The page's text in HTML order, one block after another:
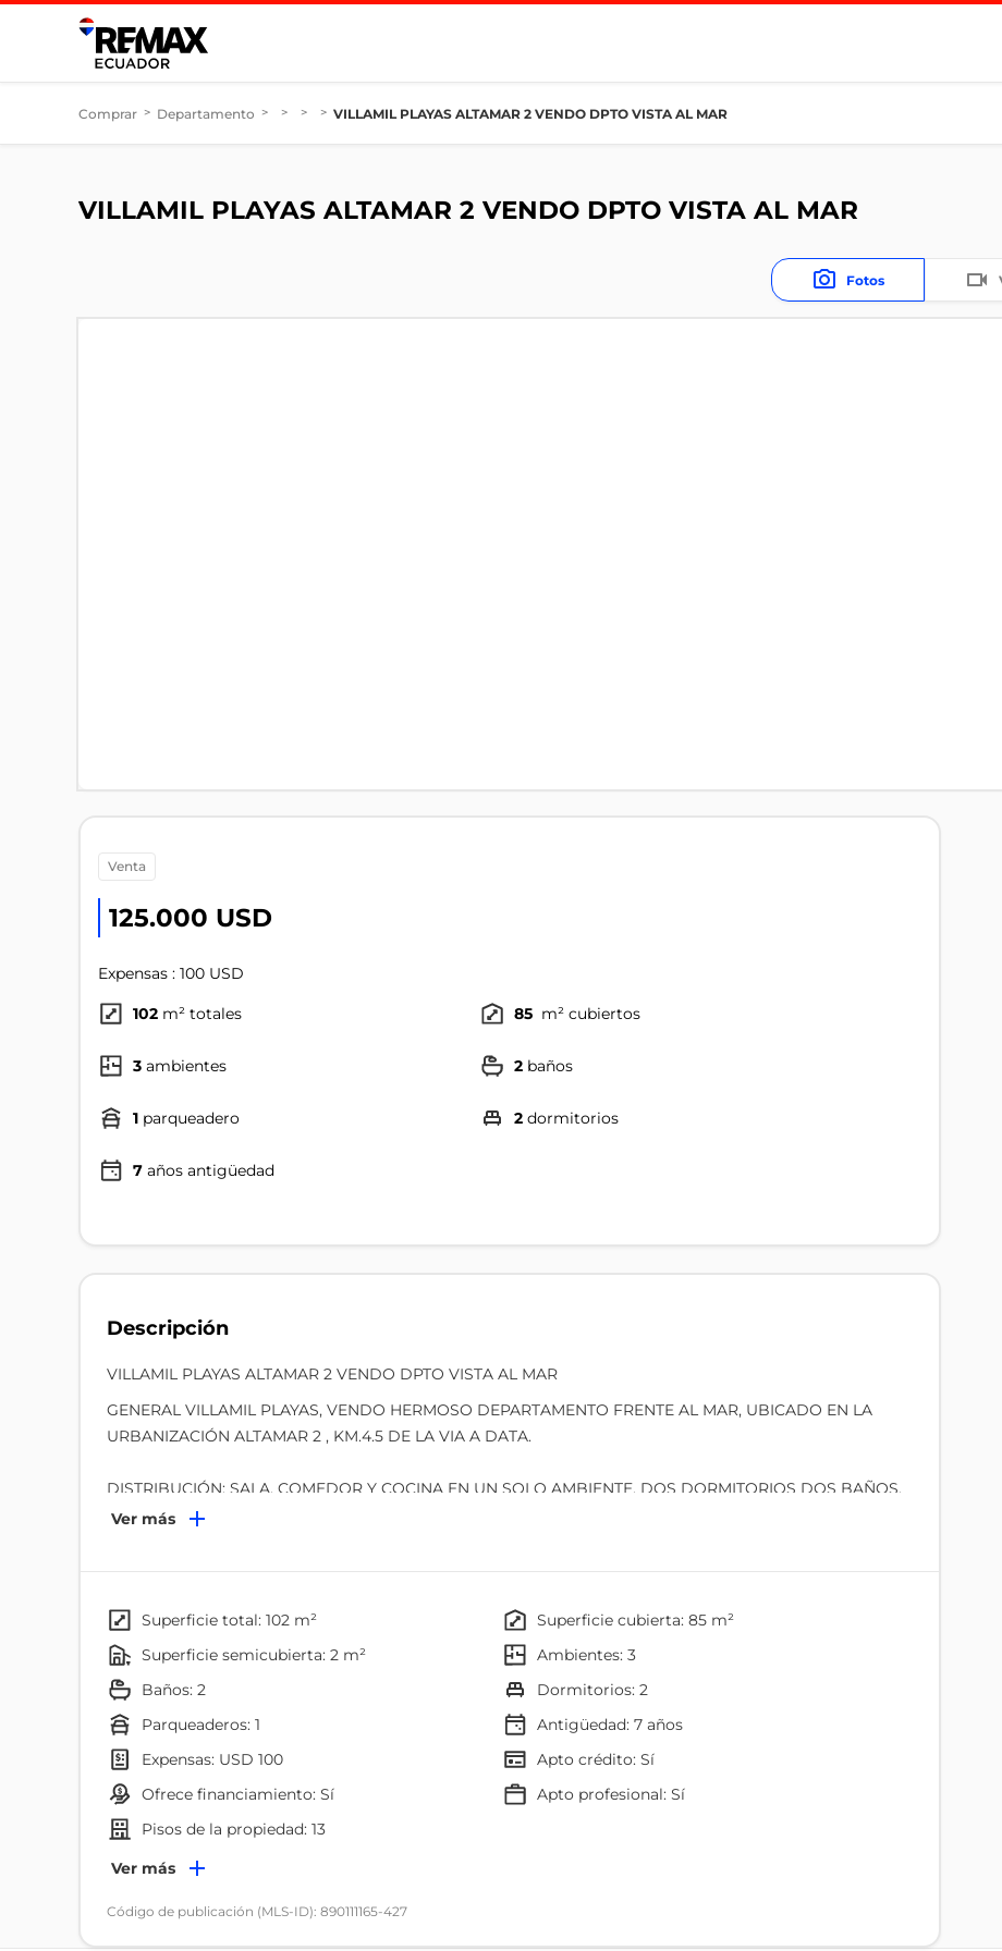
Comprar > Departamento > > > > VILLAMIL PLAYAS ALTAMAR 2 VENDO DPTO VISTA AL MAR
VILLAMIL PLAYAS ALTAMAR 2 VENDO DPTO VISTA AL MAR
Fotos
venta
125.000 USD
Expensas : 100 USD
102 m² totales 85 m² cubiertos
3 ambientes 2 baños
1 parqueadero 2 dormitorios
7 años antigüedad
Descripción
VILLAMIL PLAYAS ALTAMAR 2 VENDO DPTO VISTA AL MAR
GENERAL VILLAMIL PLAYAS, VENDO HERMOSO DEPARTAMENTO FRENTE AL MAR, UBICADO EN LA
URBANIZACIÓN ALTAMAR 2 , KM.4.5 DE LA VIA A DATA.
DISTRIBUCIÓN: SALA, COMEDOR Y COCINA EN UN SOLO AMBIENTE, DOS DORMITORIOS DOS BAÑOS,
ÁREA DE LAVANDERÍA.
EXTERIORES: PARQUEO, BODEGA, ÁREA SOCIAL , PISCINA
Ver más
superficie total: 102 m²
superficie cubierta: 85 m²
superficie semicubierta: 2 m²
ambientes: 3
baños: 2
dormitorios: 2
parqueaderos: 1
Antigüedad:7años
expensas: USD 100
Apto crédito: Sí
ofrece financiamiento: Sí
apto profesional: Sí
pisos de la propiedad: 13
Ambientes
Dormitorio
Piscina
Comedor
Ver más
Código de publicación (MLS-ID): 890111165-427